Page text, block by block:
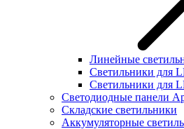
Линейные
Светильники для
Светильники для
Светодиодные панели
Складские светильники
Аккумуляторные